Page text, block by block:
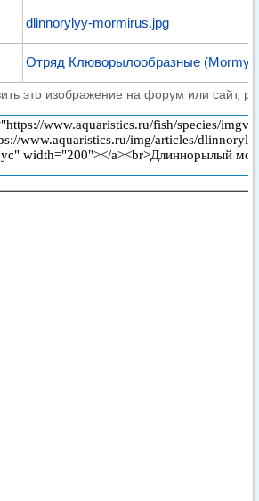
dlinnorylyy-mormirus.jpg
Отряд Клюворылообразные
это изображение на форум или сайт,